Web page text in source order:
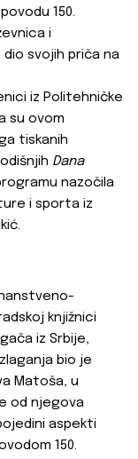
150.
i
svojih priča na
iz Politehničke
su ovom
tiskanih
Dana
nazočila
i sporta iz
knjižnici
iz Srbije,
bio je
Matoša, u
od njegova
aspekti
150.